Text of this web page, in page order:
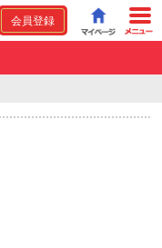
会員登録